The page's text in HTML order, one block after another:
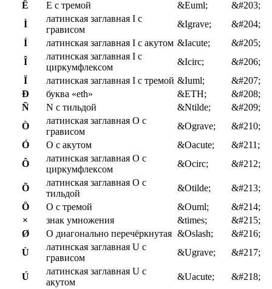
Ë E с тремой &Euml;
&#203;
Ì
латинская заглавная I с
грависом
&Igrave;
&#204;
Í
латинская заглавная I с акутом &Iacute;
&#205;
Î
латинская заглавная I с
циркумфлексом
&Icirc;
&#206;
Ï
латинская заглавная I с тремой &Iuml;
&#207;
Ð
буква «eth» &ETH;
&#208;
Ñ
N с тильдой &Ntilde;
&#209;
Ò
латинская заглавная O с
грависом
&Ograve;
&#210;
Ó
O с акутом &Oacute;
&#211;
Ô
латинская заглавная O с
циркумфлексом
&Ocirc; &#212;
Õ
латинская заглавная O с
тильдой
&Otilde;
&#213;
Ö
O с тремой &Ouml;
&#214;
×
знак умножения &times;
&#215;
Ø
O диагонально перечёркнутая &Oslash;
&#216;
Ù
латинская заглавная U с
грависом
&Ugrave; &#217;
Ú
латинская заглавная U с
акутом
&Uacute; &#218;